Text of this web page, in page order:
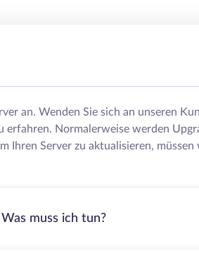
an. Wenden Sie sich an unseren
erfahren. Normalerweise werden
Ihren Server zu aktualisieren,
muss ich tun?